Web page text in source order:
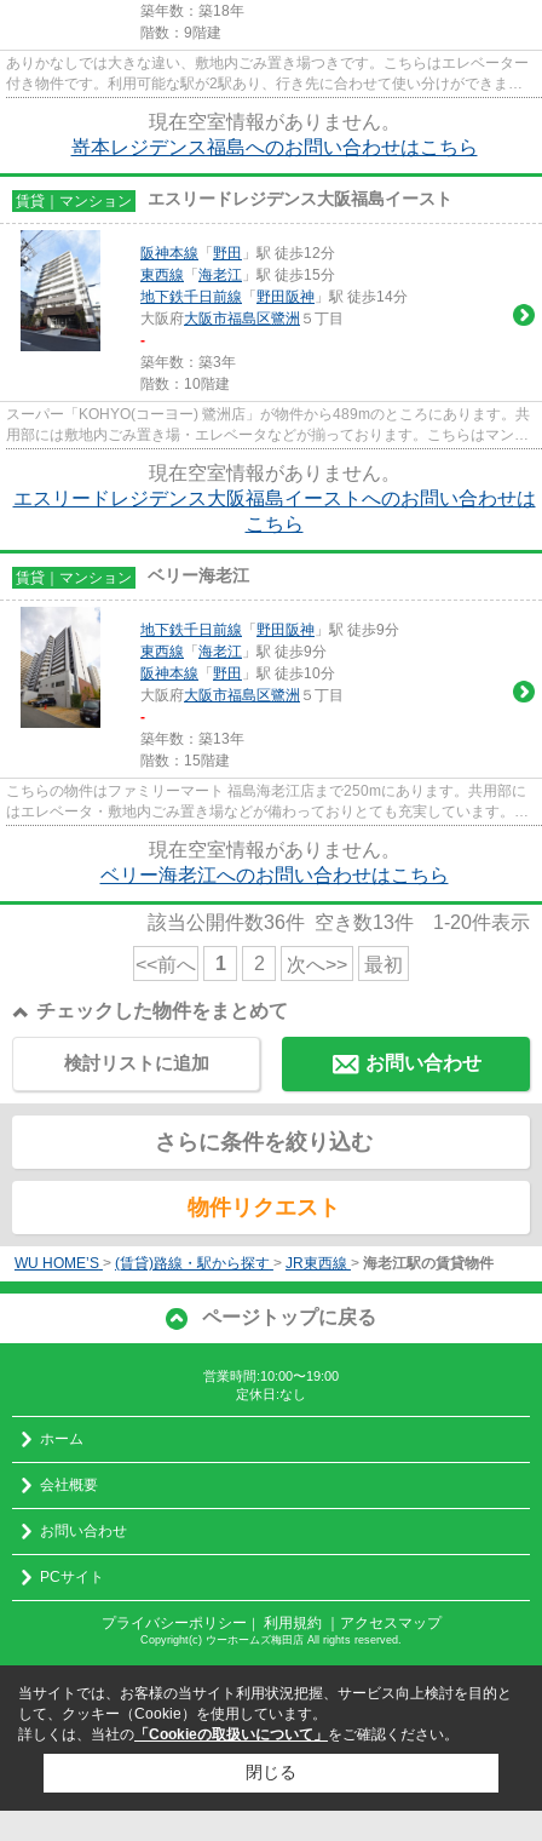
築年数：築18年
階数：9階建
ありかなしでは大きな違い、敷地内ごみ置き場つきです。こちらはエレベーター
付き物件です。利用可能な駅が2駅あり、行き先に合わせて使い分けができま
現在空室情報がありません。
嵜本レジデンス福島へのお問い合わせはこちら
賃貸｜マンション エスリードレジデンス大阪福島イースト
阪神本線 「 野田 」駅 徒歩12分
東西線 「 海老江 」駅 徒歩15分
地下鉄千日前線 「 野田阪神 」駅 徒歩14分
大阪府大阪市福島区鷺洲 ５丁目
-
築年数：築3年
階数：10階建
スーパー「KOHYO(コーヨー) 鷺洲店」が物件から489mのところにあります。共
用部には敷地内ごみ置き場・エレベータなどが揃っております。こちらはマンシ
現在空室情報がありません。
エスリードレジデンス大阪福島イーストへのお問い合わせは
こちら
賃貸｜マンション ベリー海老江
地下鉄千日前線 「 野田阪神 」駅 徒歩9分
東西線 「 海老江 」駅 徒歩9分
阪神本線 「 野田 」駅 徒歩10分
大阪府大阪市福島区鷺洲 ５丁目
-
築年数：築13年
階数：15階建
こちらの物件はファミリーマート 福島海老江店まで250mにあります。共用部に
はエレベータ・敷地内ごみ置き場などが備わっておりとても充実しています。2
現在空室情報がありません。
ベリー海老江へのお問い合わせはこちら
該当公開件数36件 空き数13件 1-20件表示
<<前へ 1 2 次へ>> 最初
チェックした物件をまとめて
お問い合わせ
検討リストに追加
さらに条件を絞り込む
物件リクエスト
WU HOME’S > (賃貸)路線・駅から探す > JR東西線 > 海老江駅の賃貸物件
ページトップに戻る
営業時間:10:00〜19:00
定休日:なし
ホーム
会社概要
お問い合わせ
PCサイト
プライバシーポリシー ｜ 利用規約 ｜アクセスマップ
Copyright(c) ウーホームズ梅田店 All rights reserved.
当サイトでは、お客様の当サイト利用状況把握、サービス向上検討を目的と
して、クッキー（Cookie）を使用しています。
詳しくは、当社の 「Cookieの取扱いについて」 をご確認ください。
閉じる